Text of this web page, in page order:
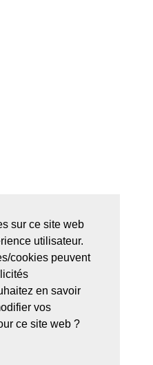
sur ce site web
utilisateur.
cookies peuvent
en savoir
vos
ce site web ?